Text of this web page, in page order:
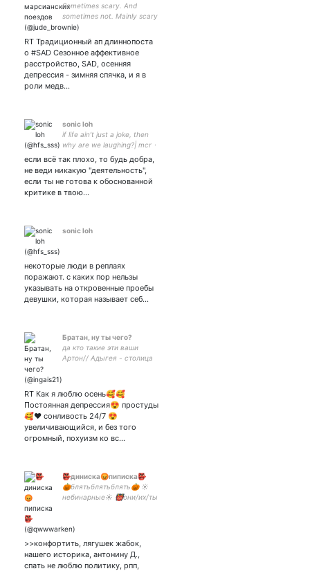
Sometimes scary. And
sometimes not. Mainly scary
how bad the writing is. (c)
RT Традиционный ап длиннопоста
о #SAD Сезонное аффективное
расстройство, SAD, осенняя
депрессия - зимняя спячка, и я в
роли медв…
sonic loh
if life ain’t just a joke, then
why are we laughing?| mcr ⋅
bmth ⋅ tøp ⋅ palaye royale ⋅
the nbhd ⋅ hannibal ⋅ spn ⋅ mr
robot ⋅ atla/tlok |закрытка
если всё так плохо, то будь добра,
не веди никакую "деятельность",
если ты не готова к обоснованной
критике в твою…
sonic loh
некоторые люди в реплаях
поражают. с каких пор нельзы
указывать на откровенные проебы
девушки, которая называет себ…
Братан, ну ты чего?
да кто такие эти ваши
Артон// Адыгея - столица
смогу назваться
недомедиком
RT Как я люблю осень🥰🥰
Постоянная депрессия😍 простуды
🥰❤ сонливость 24/7 😍
увеличивающийся, и без того
огромный, похуизм ко вс…
👺диниска😡пиписка👺
🎃блятьблятьблять🎃 ☀
небинарные☀ 👹они/их/ты
>>конфортить, лягушек жабок,
нашего историка, антонину Д.,
спать не люблю политику, рпп,